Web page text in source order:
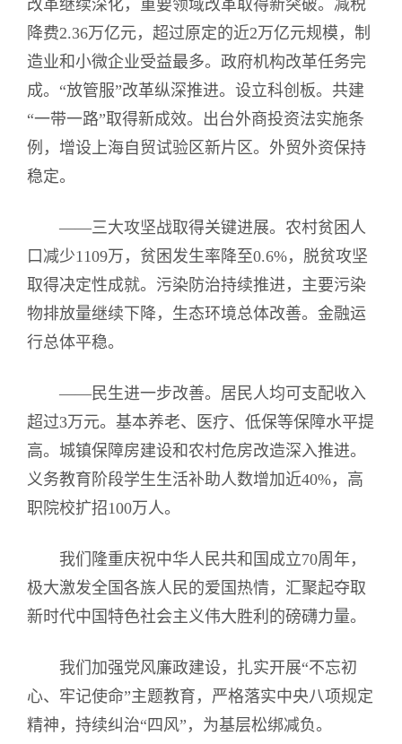
改革继续深化，重要领域改革取得新突破。减税
降费2.36万亿元，超过原定的近2万亿元规模，制
造业和小微企业受益最多。政府机构改革任务完
成。“放管服”改革纵深推进。设立科创板。共建
“一带一路”取得新成效。出台外商投资法实施条
例，增设上海自贸试验区新片区。外贸外资保持
稳定。
——三大攻坚战取得关键进展。农村贫困人
口减少1109万，贫困发生率降至0.6%，脱贫攻坚
取得决定性成就。污染防治持续推进，主要污染
物排放量继续下降，生态环境总体改善。金融运
行总体平稳。
——民生进一步改善。居民人均可支配收入
超过3万元。基本养老、医疗、低保等保障水平提
高。城镇保障房建设和农村危房改造深入推进。
义务教育阶段学生生活补助人数增加近40%，高
职院校扩招100万人。
我们隆重庆祝中华人民共和国成立70周年，
极大激发全国各族人民的爱国热情，汇聚起夺取
新时代中国特色社会主义伟大胜利的磅礴力量。
我们加强党风廉政建设，扎实开展“不忘初
心、牢记使命”主题教育，严格落实中央八项规定
精神，持续纠治“四风”，为基层松绑减负。